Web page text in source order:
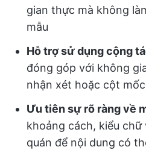
gian thực mà không
mẫu
Hỗ trợ sử dụng cộng
đóng góp với không
nhận xét hoặc cột
Ưu tiên sự rõ ràng về
khoảng cách, kiểu
quán để nội dung có